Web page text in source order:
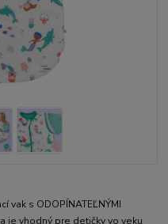
vak s ODOPÍNATEĽNÝMI
je vhodný pre detičky vo veku